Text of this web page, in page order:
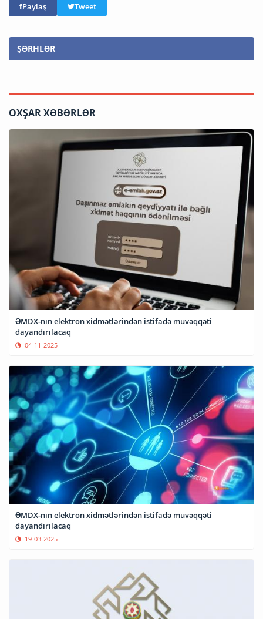
Paylaş Tweet
ŞƏRHLƏR
OXŞAR XƏBƏRLƏR
ƏMDX-nın elektron xidmətlərindən istifadə müvəqqəti
dayandırılacaq
04-11-2025
ƏMDX-nın elektron xidmətlərindən istifadə müvəqqəti
dayandırılacaq
19-03-2025